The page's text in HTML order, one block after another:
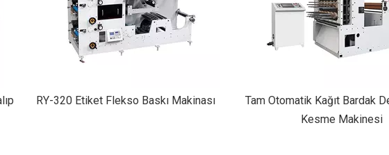
Tam Otomatik Kağıt Bardak Delme Kalıp
Plaka Yıkama